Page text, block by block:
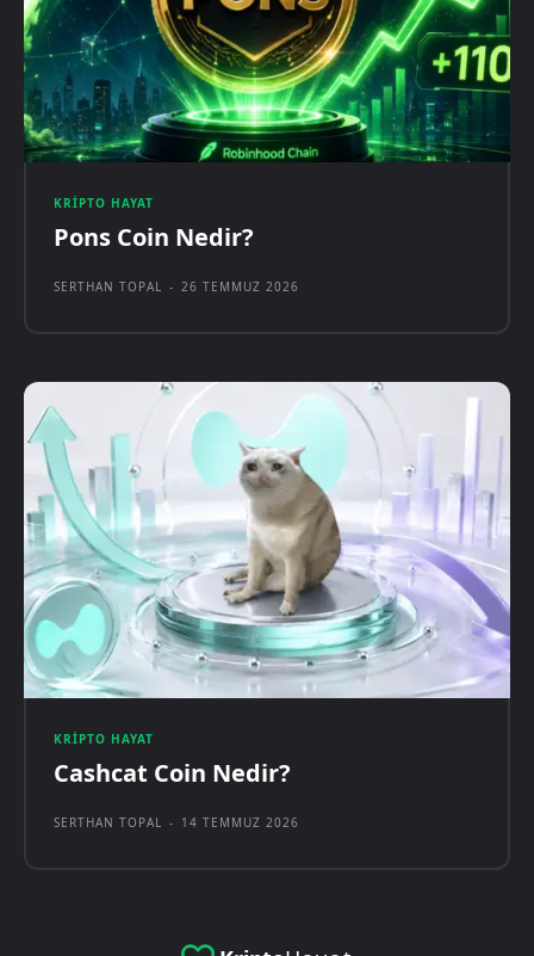
KRIPTO HAYAT
Pons Coin Nedir?
SERTHAN TOPAL - 26 TEMMUZ 2026
KRIPTO HAYAT
Cashcat Coin Nedir?
SERTHAN TOPAL - 14 TEMMUZ 2026